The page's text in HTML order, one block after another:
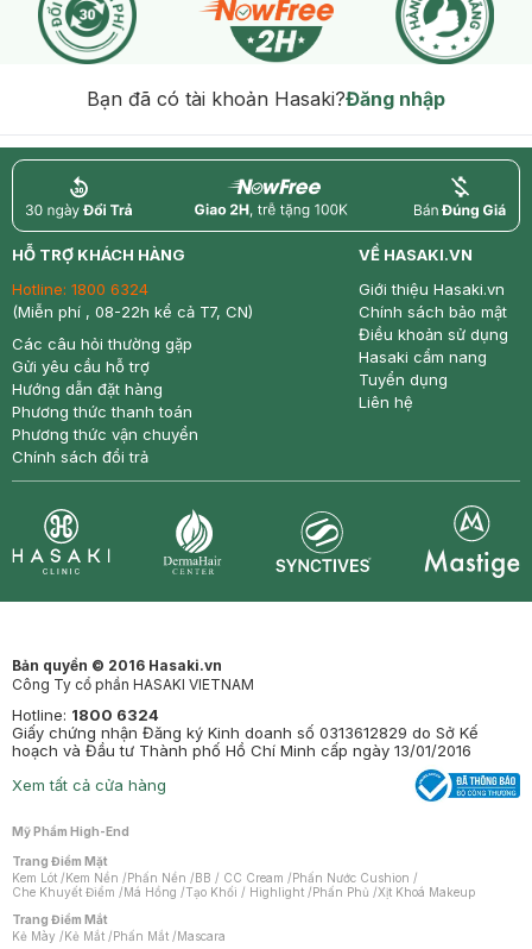
Bạn đã có tài khoản Hasaki?Đăng nhập
return nowfree price
HỖ TRỢ KHÁCH HÀNG
Hotline: 1800 6324
(Miễn phí , 08-22h kể cả T7, CN)
Các câu hỏi thường gặp
Gửi yêu cầu hỗ trợ
Hướng dẫn đặt hàng
Phương thức thanh toán
Phương thức vận chuyển
Chính sách đổi trả
VỀ HASAKI.VN
Giới thiệu Hasaki.vn
Chính sách bảo mật
Điều khoản sử dụng
Hasaki cẩm nang
Tuyển dụng
Liên hệ
Bản quyền © 2016 Hasaki.vn
Công Ty cổ phần HASAKI VIETNAM
Hotline: 1800 6324
Giấy chứng nhận Đăng ký Kinh doanh số 0313612829 do Sở Kế
hoạch và Đầu tư Thành phố Hồ Chí Minh cấp ngày 13/01/2016
Xem tất cả cửa hàng
Mỹ Phẩm High-End
Trang Điểm Mặt
Kem Lót /Kem Nền /Phấn Nền /BB / CC Cream /Phấn Nước Cushion /
Che Khuyết Điểm /Má Hồng /Tạo Khối / Highlight /Phấn Phủ /Xịt Khoá Makeup
Trang Điểm Mắt
Kẻ Mày /Kẻ Mắt /Phấn Mắt /Mascara